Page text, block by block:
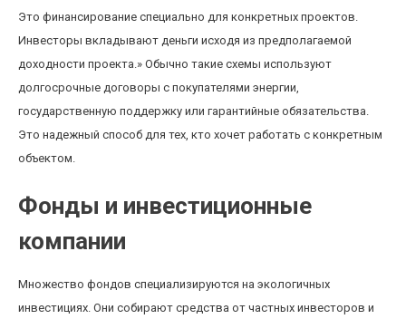
Это финансирование специально для конкретных проектов.
Инвесторы вкладывают деньги исходя из предполагаемой
доходности проекта.» Обычно такие схемы используют
долгосрочные договоры с покупателями энергии,
государственную поддержку или гарантийные обязательства.
Это надежный способ для тех, кто хочет работать с конкретным
объектом.
Фонды и инвестиционные
компании
Множество фондов специализируются на экологичных
инвестициях. Они собирают средства от частных инвесторов и